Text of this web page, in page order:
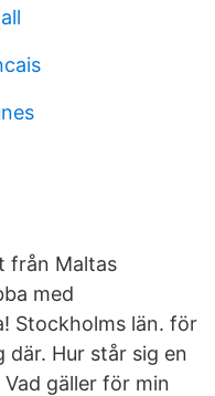
från Maltas
med
Stockholms län. för
där. Hur står sig en
gäller för min